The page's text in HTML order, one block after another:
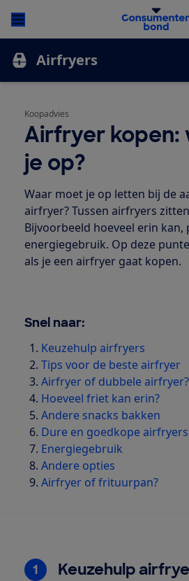
Airfryers
Koopadvies
Airfryer kopen:
je op?
Waar moet je op letten bij de
airfryer? Tussen airfryers
Bijvoorbeeld hoeveel erin kan,
energiegebruik. Op deze
als je een airfryer gaat kopen.
Snel naar:
Keuzehulp airfryers
Tips voor de beste airfryer
Airfryer of dubbele airfryer?
Hoeveel friet kan erin?
Andere snacks bakken
Dure en goedkope airfryers
Energiegebruik
Andere opties
Airfryer of frituurpan?
1 Keuzehulp